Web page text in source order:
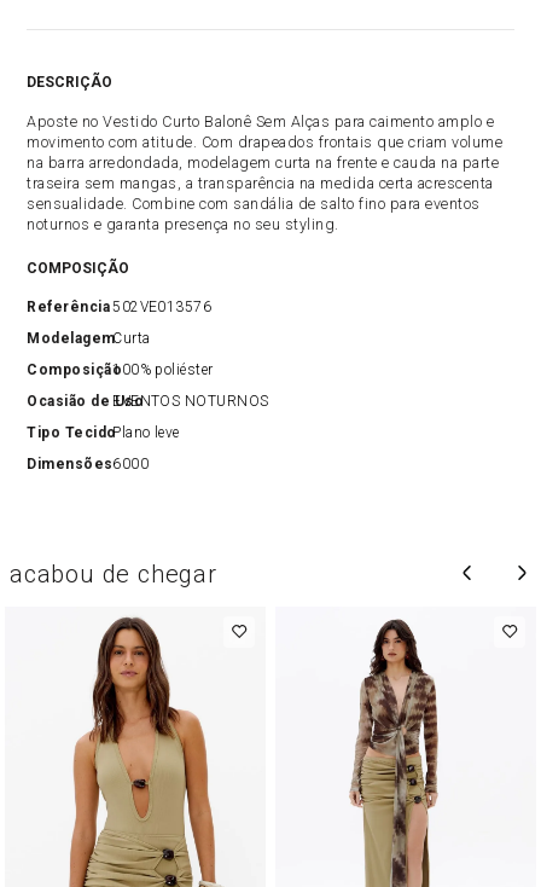
DESCRIÇÃO
Aposte no Vestido Curto Balonê Sem Alças para caimento amplo e
movimento com atitude. Com drapeados frontais que criam volume
na barra arredondada, modelagem curta na frente e cauda na parte
traseira sem mangas, a transparência na medida certa acrescenta
sensualidade. Combine com sandália de salto fino para eventos
noturnos e garanta presença no seu styling.
COMPOSIÇÃO
Referência502VE013576
ModelagemCurta
Composição100% poliéster
Ocasião de UsoEVENTOS NOTURNOS
Tipo TecidoPlano leve
Dimensões6000
acabou de chegar